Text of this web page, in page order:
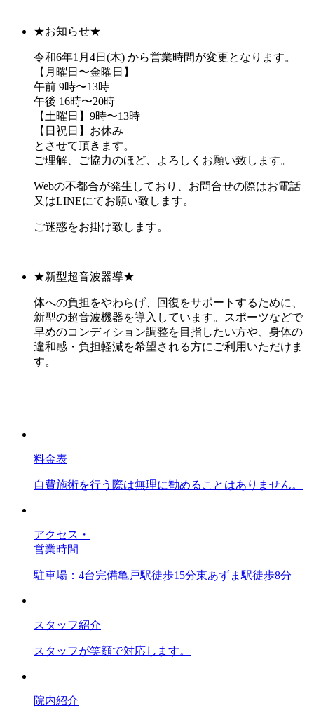
★お知らせ★
令和6年1月4日(木) から営業時間が変更となります。
【月曜日〜金曜日】
午前 9時〜13時
午後 16時〜20時
【土曜日】9時〜13時
【日祝日】お休み
とさせて頂きます。
ご理解、ご協力のほど、よろしくお願い致します。
Webの不都合が発生しており、お問合せの際はお電話
又はLINEにてお願い致します。
ご迷惑をお掛け致します。
★新型超音波器導★
体への負担をやわらげ、回復をサポートするために、
新型の超音波機器を導入しています。スポーツなどで
早めのコンディション調整を目指したい方や、身体の
違和感・負担軽減を希望される方にご利用いただけま
す。
料金表
自費施術を行う際は無理に勧めることはありません。
アクセス・
営業時間
駐車場：4台完備亀戸駅徒歩15分東あずま駅徒歩8分
スタッフ紹介
スタッフが笑顔で対応します。
院内紹介